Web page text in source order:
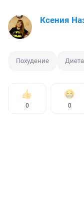
Ксения
Похудение Диета
0 0